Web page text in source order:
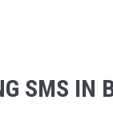
SMS IN